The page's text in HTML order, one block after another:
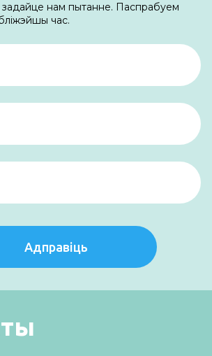
нам пытанне. Паспрабуем
час.
Адправіць